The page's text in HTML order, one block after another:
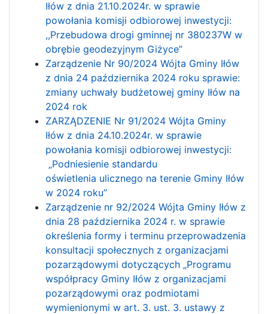
Iłów z dnia 21.10.2024r. w sprawie
powołania komisji odbiorowej inwestycji:
,,Przebudowa drogi gminnej nr 380237W w
obrębie geodezyjnym Giżyce”
Zarządzenie Nr 90/2024 Wójta Gminy Iłów
z dnia 24 października 2024 roku sprawie:
zmiany uchwały budżetowej gminy Iłów na
2024 rok
ZARZĄDZENIE Nr 91/2024 Wójta Gminy
Iłów z dnia 24.10.2024r. w sprawie
powołania komisji odbiorowej inwestycji:
„Podniesienie standardu
oświetlenia ulicznego na terenie Gminy Iłów
w 2024 roku”
Zarządzenie nr 92/2024 Wójta Gminy Iłów z
dnia 28 października 2024 r. w sprawie
określenia formy i terminu przeprowadzenia
konsultacji społecznych z organizacjami
pozarządowymi dotyczących „Programu
współpracy Gminy Iłów z organizacjami
pozarządowymi oraz podmiotami
wymienionymi w art. 3. ust. 3. ustawy z